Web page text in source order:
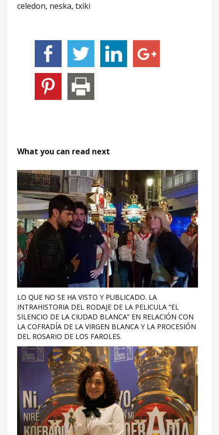
celedon, neska, txiki
What you can read next
LO QUE NO SE HA VISTO Y PUBLICADO. LA
INTRAHISTORIA DEL RODAJE DE LA PELICULA “EL
SILENCIO DE LA CIUDAD BLANCA” EN RELACIÓN CON
LA COFRADÍA DE LA VIRGEN BLANCA Y LA PROCESIÓN
DEL ROSARIO DE LOS FAROLES.